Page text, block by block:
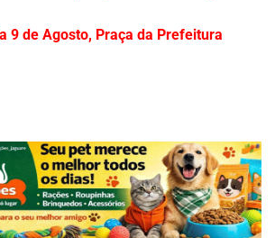
9 de Agosto, Praça da Prefeitura